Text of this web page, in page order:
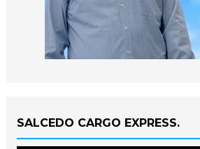
SALCEDO CARGO EXPRESS.